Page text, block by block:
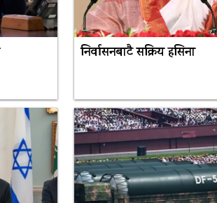
निर्वासनबाटै सक्रिय हसिना